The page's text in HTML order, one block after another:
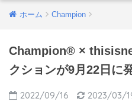
ホーム Champion
Champion®︎ ×
クションが9月22日に
2022/09/16 2023/03/